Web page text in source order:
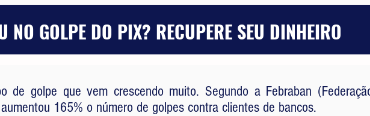
NO GOLPE DO PIX? RECUPERE SEU DINHEIRO
golpe que vem crescendo muito. Segundo a Febraban
165% o número de golpes contra clientes de bancos.